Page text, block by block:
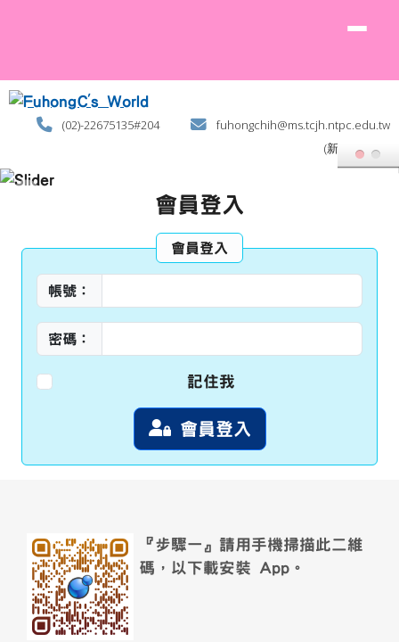
(02)-22675135#204
fuhongchih@ms.tcjh.ntpc.edu.tw
(新北土城)
會員登入
會員登入
帳號：
密碼：
記住我
會員登入
頁尾區域內容link to https://
『步驟一』請用手機掃描此二維
碼，以下載安裝 App。